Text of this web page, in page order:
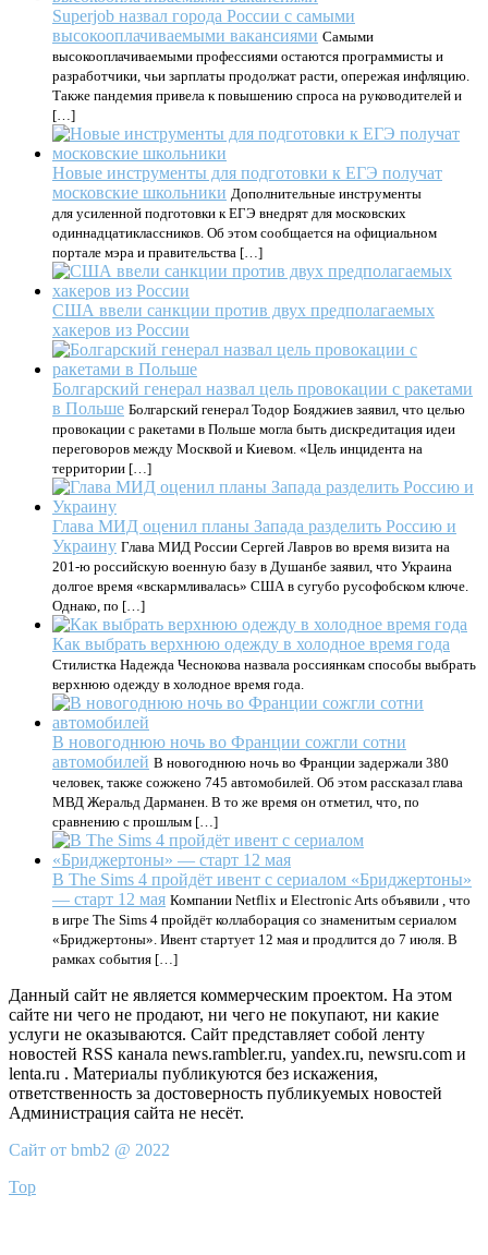
Superjob назвал города России с самыми
высокооплачиваемыми вакансиями Самыми
высокооплачиваемыми профессиями остаются программисты и
разработчики, чьи зарплаты продолжат расти, опережая инфляцию.
Также пандемия привела к повышению спроса на руководителей и
[…]
Новые инструменты для подготовки к ЕГЭ получат
московские школьники Дополнительные инструменты
для усиленной подготовки к ЕГЭ внедрят для московских
одиннадцатиклассников. Об этом сообщается на официальном
портале мэра и правительства […]
США ввели санкции против двух предполагаемых
хакеров из России
Болгарский генерал назвал цель провокации с ракетами
в Польше Болгарский генерал Тодор Бояджиев заявил, что целью
провокации с ракетами в Польше могла быть дискредитация идеи
переговоров между Москвой и Киевом. «Цель инцидента на
территории […]
Глава МИД оценил планы Запада разделить Россию и
Украину Глава МИД России Сергей Лавров во время визита на
201-ю российскую военную базу в Душанбе заявил, что Украина
долгое время «вскармливалась» США в сугубо русофобском ключе.
Однако, по […]
Как выбрать верхнюю одежду в холодное время года
Стилистка Надежда Чеснокова назвала россиянкам способы выбрать
верхнюю одежду в холодное время года.
В новогоднюю ночь во Франции сожгли сотни
автомобилей В новогоднюю ночь во Франции задержали 380
человек, также сожжено 745 автомобилей. Об этом рассказал глава
МВД Жеральд Дарманен. В то же время он отметил, что, по
сравнению с прошлым […]
В The Sims 4 пройдёт ивент с сериалом «Бриджертоны»
— старт 12 мая Компании Netflix и Electronic Arts объявили , что
в игре The Sims 4 пройдёт коллаборация со знаменитым сериалом
«Бриджертоны». Ивент стартует 12 мая и продлится до 7 июля. В
рамках события […]
Данный сайт не является коммерческим проектом. На этом
сайте ни чего не продают, ни чего не покупают, ни какие
услуги не оказываются. Сайт представляет собой ленту
новостей RSS канала news.rambler.ru, yandex.ru, newsru.com и
lenta.ru . Материалы публикуются без искажения,
ответственность за достоверность публикуемых новостей
Администрация сайта не несёт.
Сайт от bmb2 @ 2022
Top